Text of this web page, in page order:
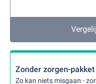
Zonder zorgen-pakket
Zo kan niets misgaan -